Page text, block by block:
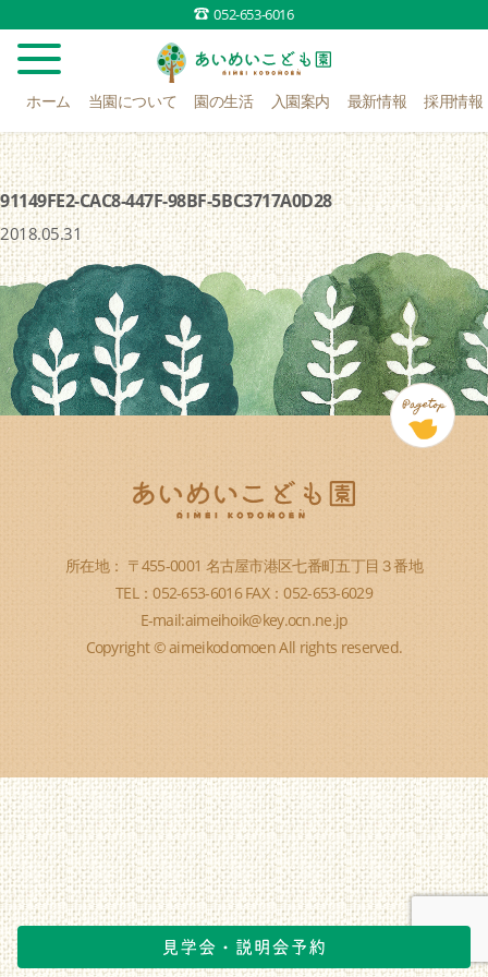
052-653-6016
ホーム 当園について 園の生活 入園案内 最新情報 採用情報
91149FE2-CAC8-447F-98BF-5BC3717A0D28
2018.05.31
所在地： 〒455-0001 名古屋市港区七番町五丁目３番地
TEL：052-653-6016 FAX：052-653-6029
E-mail:aimeihoik@key.ocn.ne.jp
Copyright © aimeikodomoen All rights reserved.